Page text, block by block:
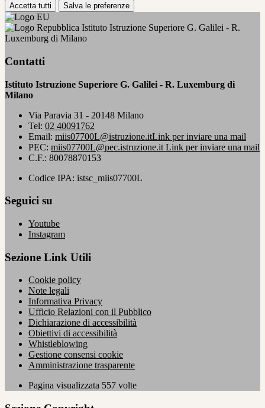
Accetta tutti Salva le preferenze
Istituto Istruzione Superiore G. Galilei - R.
Luxemburg di Milano
Contatti
Istituto Istruzione Superiore G. Galilei - R. Luxemburg di
Milano
Via Paravia 31 - 20148 Milano
Tel: 02 40091762
Email: miis07700L@istruzione.itLink per inviare una mail
PEC: miis07700L@pec.istruzione.it Link per inviare una mail
C.F.: 80078870153
Codice IPA: istsc_miis07700L
Seguici su
Youtube
Instagram
Sezione Link Utili
Cookie policy
Note legali
Informativa Privacy
Ufficio Relazioni con il Pubblico
Dichiarazione di accessibilità
Obiettivi di accessibilità
Whistleblowing
Gestione consensi cookie
Amministrazione trasparente
Pagina visualizzata 557 volte